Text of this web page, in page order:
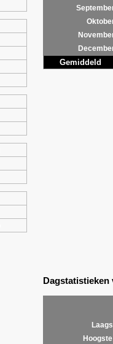
Gemiddeld
Dagstatistieken